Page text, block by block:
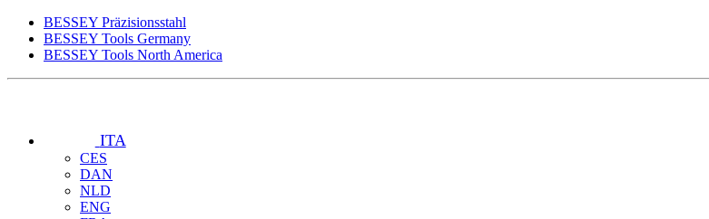
BESSEY Präzisionsstahl
BESSEY Tools Germany
BESSEY Tools North America
ITA
CES
DAN
NLD
ENG